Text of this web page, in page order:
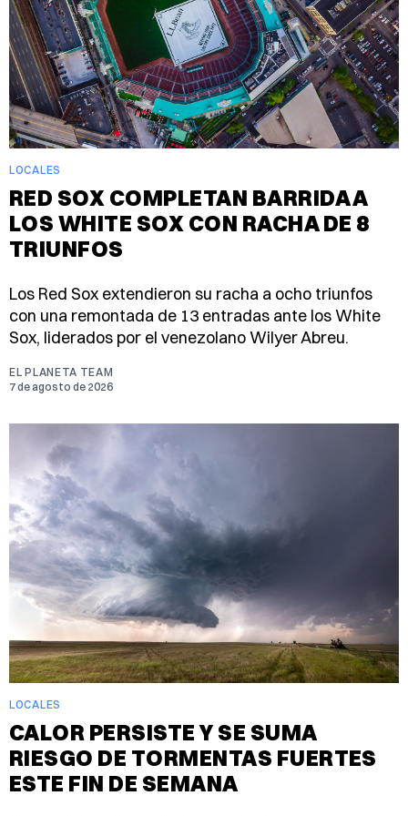
LOCALES
RED SOX COMPLETAN BARRIDA A
LOS WHITE SOX CON RACHA DE 8
TRIUNFOS
Los Red Sox extendieron su racha a ocho triunfos
con una remontada de 13 entradas ante los White
Sox, liderados por el venezolano Wilyer Abreu.
EL PLANETA TEAM
7 de agosto de 2026
LOCALES
CALOR PERSISTE Y SE SUMA
RIESGO DE TORMENTAS FUERTES
ESTE FIN DE SEMANA